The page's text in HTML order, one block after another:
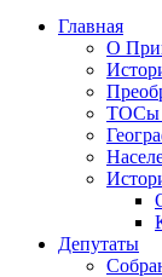
Главная
О
ТОСы
Депутаты